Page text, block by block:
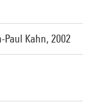
Paul Kahn, 2002